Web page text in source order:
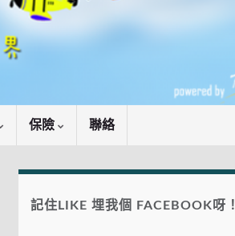
保險 聯絡
記住LIKE 埋我個 FACEBOOK呀！